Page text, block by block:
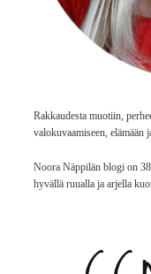
Rakkaudesta muotiin,
valokuvaamiseen, elämään
Noora Näppilän blogi on
hyvällä ruualla ja arjella